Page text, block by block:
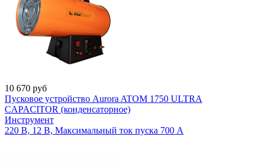
10 670 руб
Пусковое устройство Aurora ATOM 1750 ULTRA
CAPACITOR (конденсаторное)
Инструмент
220 В, 12 В, Максимальный ток пуска 700 А